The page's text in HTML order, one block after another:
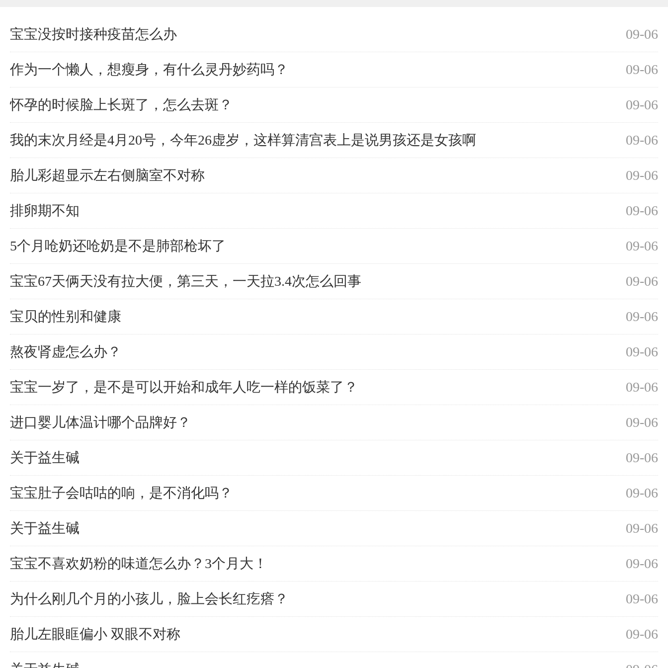
09-06
宝宝没按时接种疫苗怎么办
09-06
作为一个懒人，想瘦身，有什么灵丹妙药吗？
09-06
怀孕的时候脸上长斑了，怎么去斑？
09-06
我的末次月经是4月20号，今年26虚岁，这样算清宫表上是说男孩还是女孩啊
09-06
胎儿彩超显示左右侧脑室不对称
09-06
排卵期不知
09-06
5个月呛奶还呛奶是不是肺部枪坏了
09-06
宝宝67天俩天没有拉大便，第三天，一天拉3.4次怎么回事
09-06
宝贝的性别和健康
09-06
熬夜肾虚怎么办？
09-06
宝宝一岁了，是不是可以开始和成年人吃一样的饭菜了？
09-06
进口婴儿体温计哪个品牌好？
09-06
关于益生碱
09-06
宝宝肚子会咕咕的响，是不消化吗？
09-06
关于益生碱
09-06
宝宝不喜欢奶粉的味道怎么办？3个月大！
09-06
为什么刚几个月的小孩儿，脸上会长红疙瘩？
09-06
胎儿左眼眶偏小 双眼不对称